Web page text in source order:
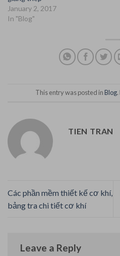
January 2, 2017
In "Blog"
This entry was posted inBlog.
TIEN TRAN
Các phần mềm thiết kế cơ khí,
bảng tra chi tiết cơ khí
Leave a Reply